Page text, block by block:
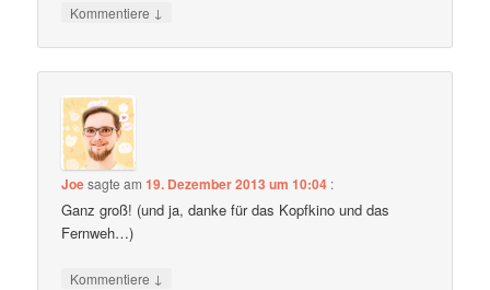
Kommentiere ↓
Joesagte am19. Dezember 2013 um 10:04 :
Ganz groß! (und ja, danke für das Kopfkino und das
Fernweh…)
Kommentiere ↓